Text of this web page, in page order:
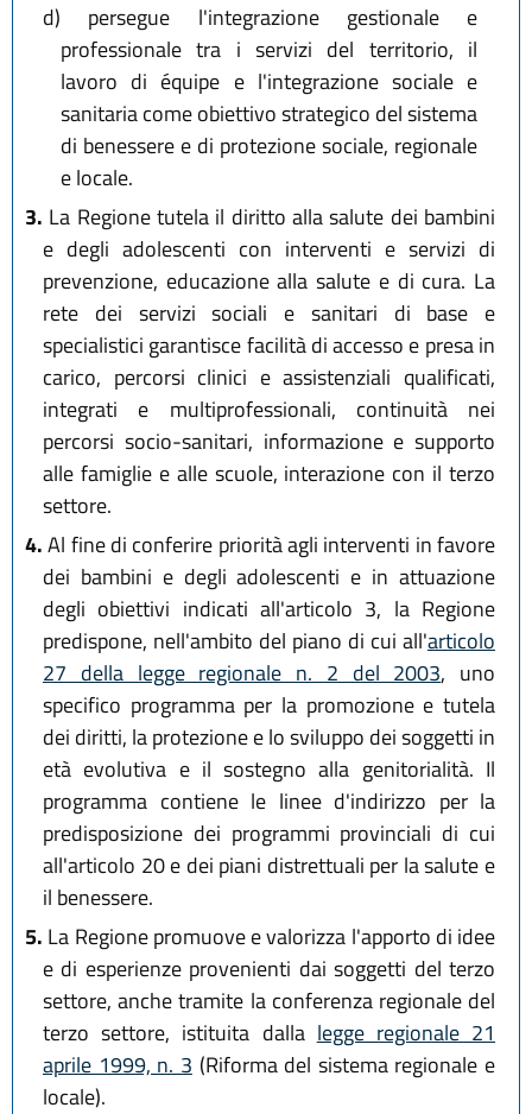
d) persegue l'integrazione gestionale e
professionale tra i servizi del territorio, il
lavoro di équipe e l'integrazione sociale e
sanitaria come obiettivo strategico del sistema
di benessere e di protezione sociale, regionale
e locale.
3. La Regione tutela il diritto alla salute dei bambini
e degli adolescenti con interventi e servizi di
prevenzione, educazione alla salute e di cura. La
rete dei servizi sociali e sanitari di base e
specialistici garantisce facilità di accesso e presa in
carico, percorsi clinici e assistenziali qualificati,
integrati e multiprofessionali, continuità nei
percorsi socio-sanitari, informazione e supporto
alle famiglie e alle scuole, interazione con il terzo
settore.
4.Al fine di conferire priorità agli interventi in favore
dei bambini e degli adolescenti e in attuazione
degli obiettivi indicati all'articolo 3, la Regione
predispone, nell'ambito del piano di cui all'articolo
27 della legge regionale n. 2 del 2003, uno
specifico programma per la promozione e tutela
dei diritti, la protezione e lo sviluppo dei soggetti in
età evolutiva e il sostegno alla genitorialità. Il
programma contiene le linee d'indirizzo per la
predisposizione dei programmi provinciali di cui
all'articolo 20 e dei piani distrettuali per la salute e
il benessere.
5. La Regione promuove e valorizza l'apporto di idee
e di esperienze provenienti dai soggetti del terzo
settore, anche tramite la conferenza regionale del
terzo settore, istituita dalla legge regionale 21
aprile 1999, n. 3 (Riforma del sistema regionale e
locale).